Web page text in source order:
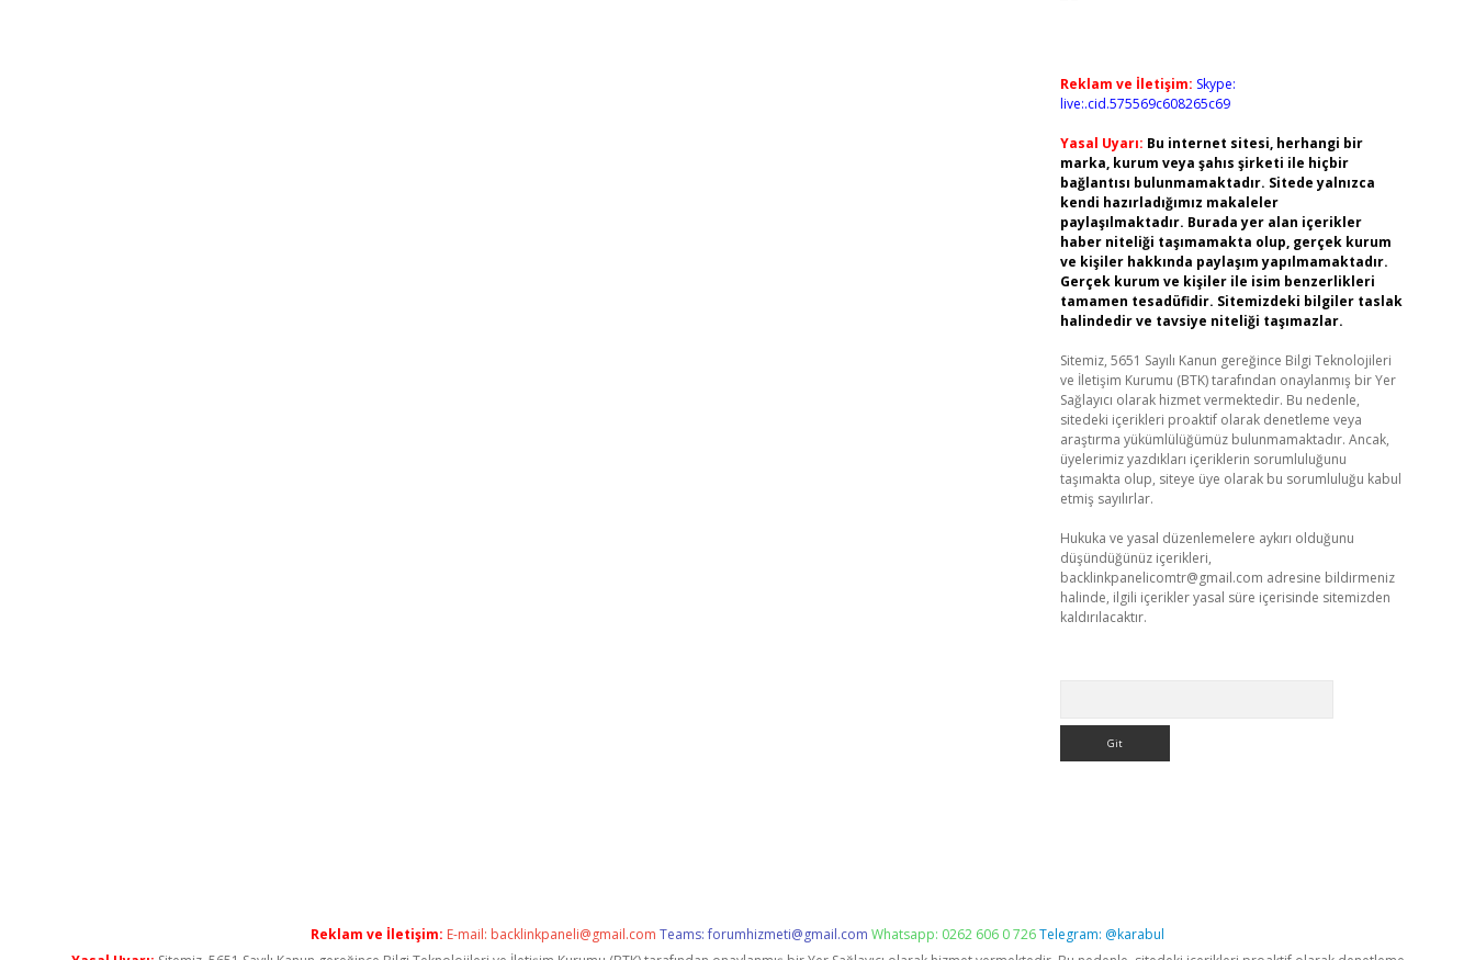
Reklam ve İletişim: Skype:
live:.cid.575569c608265c69
Yasal Uyarı: Bu internet sitesi, herhangi bir
marka, kurum veya şahıs şirketi ile hiçbir
bağlantısı bulunmamaktadır. Sitede yalnızca
kendi hazırladığımız makaleler
paylaşılmaktadır. Burada yer alan içerikler
haber niteliği taşımamakta olup, gerçek kurum
ve kişiler hakkında paylaşım yapılmamaktadır.
Gerçek kurum ve kişiler ile isim benzerlikleri
tamamen tesadüfidir. Sitemizdeki bilgiler taslak
halindedir ve tavsiye niteliği taşımazlar.
Sitemiz, 5651 Sayılı Kanun gereğince Bilgi Teknolojileri
ve İletişim Kurumu (BTK) tarafından onaylanmış bir Yer
Sağlayıcı olarak hizmet vermektedir. Bu nedenle,
sitedeki içerikleri proaktif olarak denetleme veya
araştırma yükümlülüğümüz bulunmamaktadır. Ancak,
üyelerimiz yazdıkları içeriklerin sorumluluğunu
taşımakta olup, siteye üye olarak bu sorumluluğu kabul
etmiş sayılırlar.
Hukuka ve yasal düzenlemelere aykırı olduğunu
düşündüğünüz içerikleri,
backlinkpanelicomtr@gmail.com adresine bildirmeniz
halinde, ilgili içerikler yasal süre içerisinde sitemizden
kaldırılacaktır.
Reklam ve İletişim: E-mail: backlinkpaneli@gmail.com Teams:forumhizmeti@gmail.com Whatsapp: 0262 606 0 726Telegram: @karabul